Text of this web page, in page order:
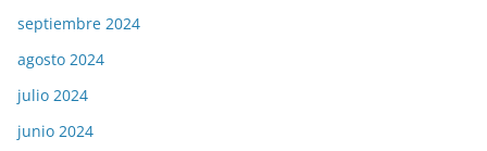
septiembre 2024
agosto 2024
julio 2024
junio 2024